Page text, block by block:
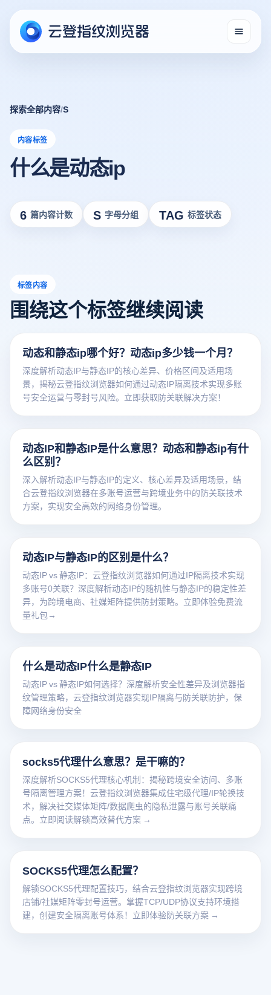
探索全部内容/S
内容标签
什么是动态ip
6 篇内容计数 S 字母分组 TAG 标签状态
标签内容
围绕这个标签继续阅读
动态和静态ip哪个好？动态ip多少钱一个月？
深度解析动态IP与静态IP的核心差异、价格区间及适用场
景，揭秘云登指纹浏览器如何通过动态IP隔离技术实现多账
号安全运营与零封号风险。立即获取防关联解决方案！
动态IP和静态IP是什么意思？动态和静态ip有什
么区别？
深入解析动态IP与静态IP的定义、核心差异及适用场景，结
合云登指纹浏览器在多账号运营与跨境业务中的防关联技术
方案，实现安全高效的网络身份管理。
动态IP与静态IP的区别是什么？
动态IP vs 静态IP：云登指纹浏览器如何通过IP隔离技术实现
多账号0关联？深度解析动态IP的随机性与静态IP的稳定性差
异，为跨境电商、社媒矩阵提供防封策略。立即体验免费流
量礼包→
什么是动态IP什么是静态IP
动态IP vs 静态IP如何选择？深度解析安全性差异及浏览器指
纹管理策略，云登指纹浏览器实现IP隔离与防关联防护，保
障网络身份安全
socks5代理什么意思？是干嘛的？
深度解析SOCKS5代理核心机制：揭秘跨境安全访问、多账
号隔离管理方案！云登指纹浏览器集成住宅级代理/IP轮换技
术，解决社交媒体矩阵/数据爬虫的隐私泄露与账号关联痛
点。立即阅读解锁高效替代方案 →
SOCKS5代理怎么配置？
解锁SOCKS5代理配置技巧，结合云登指纹浏览器实现跨境
店铺/社媒矩阵零封号运营。掌握TCP/UDP协议支持环境搭
建，创建安全隔离账号体系！立即体验防关联方案 →